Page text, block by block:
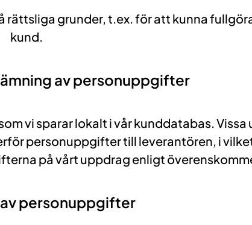
grunder, t.ex. för att kunna
kund.
av personuppgifter
vi sparar lokalt i vår kunddatabas.
personuppgifter till leverantören, i
på vårt uppdrag enligt
personuppgifter